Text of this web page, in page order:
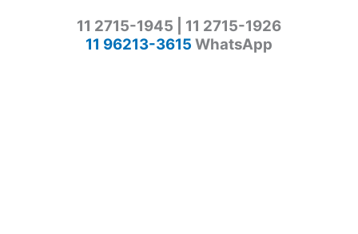
11 2715-1945 | 11 2715-1926
11 96213-3615 WhatsApp